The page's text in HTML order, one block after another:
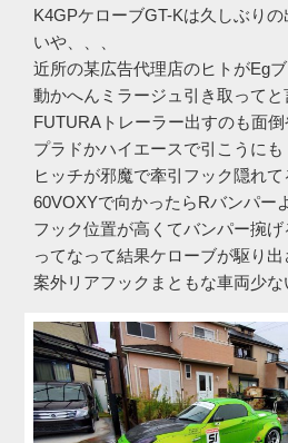
K4GPケローブGT-Kは久しぶりの
いや、、、
近所の某広告代理店のヒトがEg
動かへんミラージュ引き取ってと
FUTURAトレーラー出すのも面倒
プラドかハイエースで引こうにも
ヒッチが邪魔で牽引フック隠れて
60VOXYで向かったらRバンパー
フック位置が高くてバンパー捥げ
ってなって結果ケローブが駆り出
案外リアフックまともな車両少な